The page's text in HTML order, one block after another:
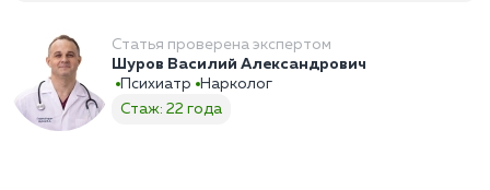
Статья проверена экспертом
Шуров Василий Александрович
Психиатр
Нарколог
Стаж: 22 года